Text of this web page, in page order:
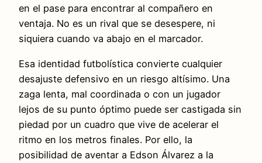
en el pase para encontrar al compañero en
ventaja. No es un rival que se desespere, ni
siquiera cuando va abajo en el marcador.
Esa identidad futbolística convierte cualquier
desajuste defensivo en un riesgo altísimo. Una
zaga lenta, mal coordinada o con un jugador
lejos de su punto óptimo puede ser castigada sin
piedad por un cuadro que vive de acelerar el
ritmo en los metros finales. Por ello, la
posibilidad de aventar a Edson Álvarez a la